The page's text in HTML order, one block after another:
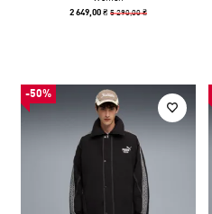
2 649,00 ₴5 290,00 ₴
-50%